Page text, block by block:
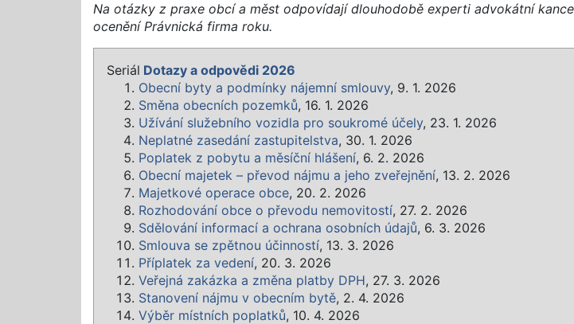
Na otázky z praxe obcí a měst odpovídají dlouhodobě experti advokátní
ocenění Právnická firma roku.
Seriál Dotazy a odpovědi 2026
Obecní byty a podmínky nájemní smlouvy, 9. 1. 2026
Směna obecních pozemků, 16. 1. 2026
Užívání služebního vozidla pro soukromé účely, 23. 1. 2026
Neplatné zasedání zastupitelstva, 30. 1. 2026
Poplatek z pobytu a měsíční hlášení, 6. 2. 2026
Obecní majetek – převod nájmu a jeho zveřejnění, 13. 2. 2026
Majetkové operace obce, 20. 2. 2026
Rozhodování obce o převodu nemovitostí, 27. 2. 2026
Sdělování informací a ochrana osobních údajů, 6. 3. 2026
Smlouva se zpětnou účinností, 13. 3. 2026
Příplatek za vedení, 20. 3. 2026
Veřejná zakázka a změna platby DPH, 27. 3. 2026
Stanovení nájmu v obecním bytě, 2. 4. 2026
Výběr místních poplatků, 10. 4. 2026